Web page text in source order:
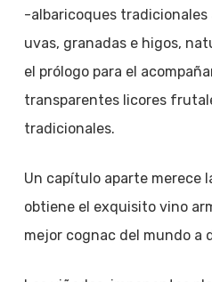
-albaricoques tradicionales
uvas, granadas e higos,
el prólogo para el
transparentes licores
tradicionales.
Un capítulo aparte merece
obtiene el exquisito vino
mejor cognac del mundo a